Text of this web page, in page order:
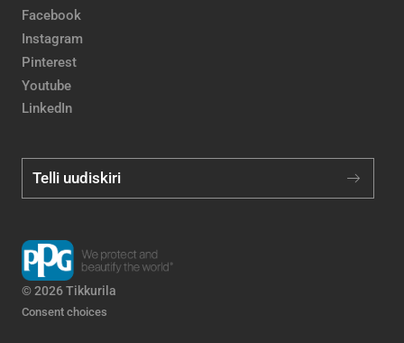
Facebook
Instagram
Pinterest
Youtube
LinkedIn
Telli uudiskiri
© 2026 Tikkurila
Consent choices